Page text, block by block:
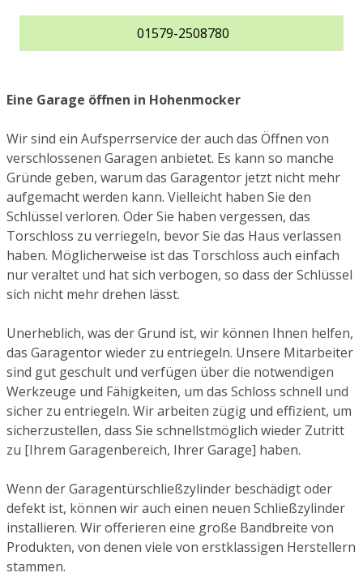
01579-2508780
Eine Garage öffnen in Hohenmocker
Wir sind ein Aufsperrservice der auch das Öffnen von
verschlossenen Garagen anbietet. Es kann so manche
Gründe geben, warum das Garagentor jetzt nicht mehr
aufgemacht werden kann. Vielleicht haben Sie den
Schlüssel verloren. Oder Sie haben vergessen, das
Torschloss zu verriegeln, bevor Sie das Haus verlassen
haben. Möglicherweise ist das Torschloss auch einfach
nur veraltet und hat sich verbogen, so dass der Schlüssel
sich nicht mehr drehen lässt.
Unerheblich, was der Grund ist, wir können Ihnen helfen,
das Garagentor wieder zu entriegeln. Unsere Mitarbeiter
sind gut geschult und verfügen über die notwendigen
Werkzeuge und Fähigkeiten, um das Schloss schnell und
sicher zu entriegeln. Wir arbeiten zügig und effizient, um
sicherzustellen, dass Sie schnellstmöglich wieder Zutritt
zu [Ihrem Garagenbereich, Ihrer Garage] haben.
Wenn der Garagentürschließzylinder beschädigt oder
defekt ist, können wir auch einen neuen Schließzylinder
installieren. Wir offerieren eine große Bandbreite von
Produkten, von denen viele von erstklassigen Herstellern
stammen.